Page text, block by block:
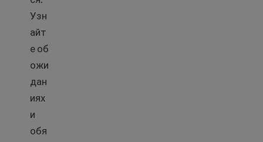
Узн
айт
е об
ожи
дан
иях
и
обя